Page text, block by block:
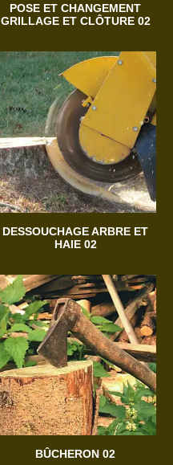
POSE ET CHANGEMENT
GRILLAGE ET CLÔTURE 02
DESSOUCHAGE ARBRE ET
HAIE 02
BÛCHERON 02